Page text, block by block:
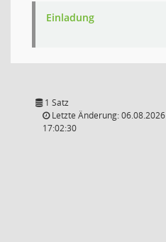
Einladung
1 Satz
Letzte Änderung: 06.08.2026
17:02:30